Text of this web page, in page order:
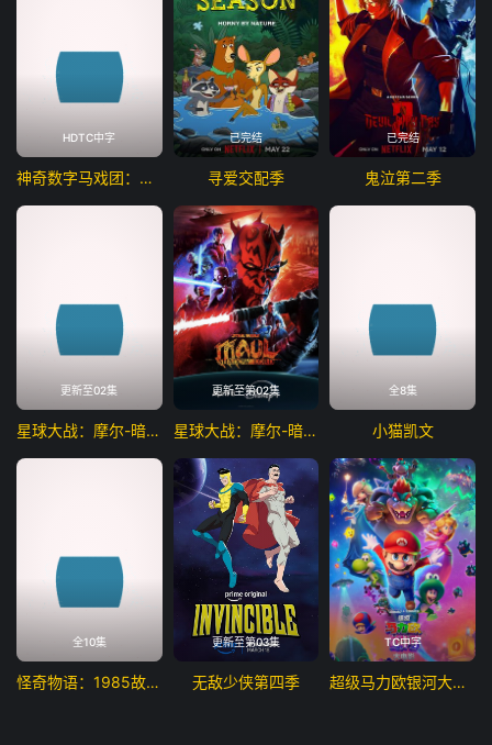
HDTC中字
神奇数字马戏团：谢幕演出
已完结
寻爱交配季
已完结
鬼泣第二季
更新至02集
星球大战：摩尔-暗影之王第一季
更新至第02集
星球大战：摩尔-暗影之王
全8集
小猫凯文
全10集
怪奇物语：1985故事集
更新至第03集
无敌少侠第四季
TC中字
超级马力欧银河大电影